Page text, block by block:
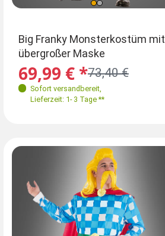
Big Franky Monsterkostüm mit
übergroßer Maske
73,40 €
69,99 € *
Sofort versandbereit,
Lieferzeit: 1- 3 Tage **
Farben
Größen
M-XXL